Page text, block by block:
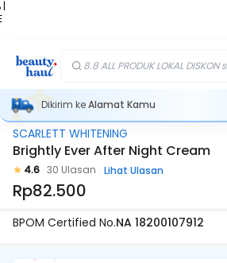
|
8.8 ALL PRODUK LOKAL DISKON
Dikirim keAlamat Kamu
SCARLETT WHITENING
Brightly Ever After Night Cream
4.6 30 Ulasan Lihat Ulasan
Rp82.500
BPOM Certified No.NA 18200107912